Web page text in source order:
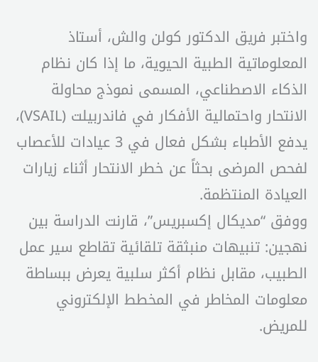
واختبر فريق الدكتور كولن والش، أستاذ
المعلوماتية الطبية الحيوية، ما إذا كان نظام
الذكاء الاصطناعي، المسمى نموذج محاولة
الانتحار واحتمالية الأفكار في فاندربيلت (VSAIL)،
يدفع الأطباء بشكل فعال في 3 عيادات للأعصاب
لفحص المرضى بحثاً عن خطر الانتحار أثناء زيارات
العيادة المنتظمة.
ووفق “مديكال إكسبريس”، قارنت الدراسة بين
نهجين: تنبيهات منبثقة تلقائية تقاطع سير عمل
الطبيب، مقابل نظام أكثر سلبية يعرض ببساطة
معلومات المخاطر في المخطط الإلكتروني
للمريض.